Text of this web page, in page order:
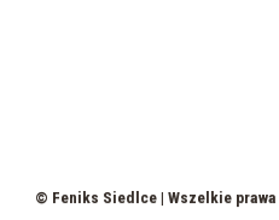
© Feniks Siedlce | Wszelkie